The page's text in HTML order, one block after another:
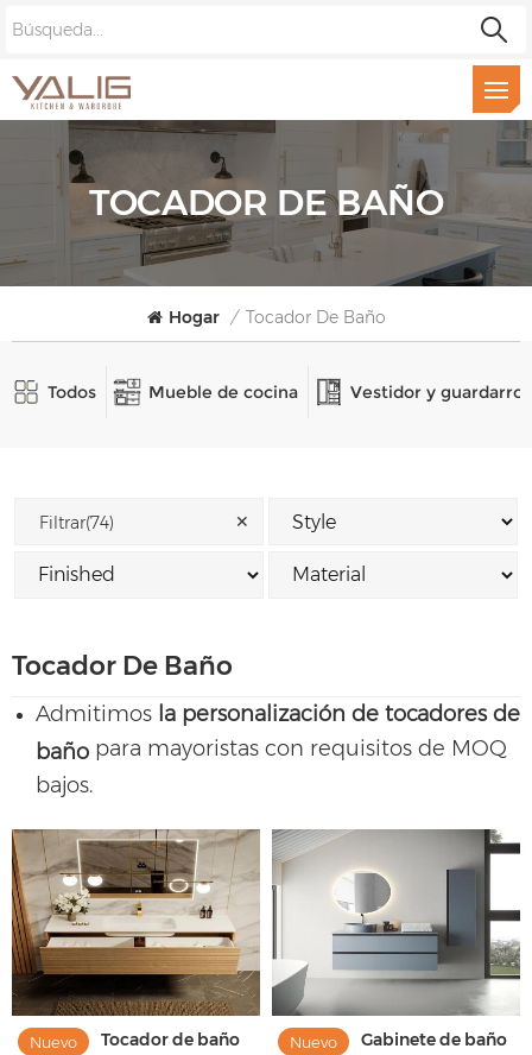
TOCADOR DE BAÑO
Hogar / Tocador De Baño
Todos Mueble de cocina Vestidor y
Filtrar(74) ✕
Tocador De Baño
Admitimos la personalización de tocadores de
baño para mayoristas con requisitos de MOQ
bajos.
Nuevo
Tocador de baño
Nuevo
Gabinete de baño